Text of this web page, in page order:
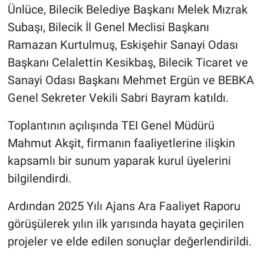
Ünlüce, Bilecik Belediye Başkanı Melek Mızrak
Subaşı, Bilecik İl Genel Meclisi Başkanı
Ramazan Kurtulmuş, Eskişehir Sanayi Odası
Başkanı Celalettin Kesikbaş, Bilecik Ticaret ve
Sanayi Odası Başkanı Mehmet Ergün ve BEBKA
Genel Sekreter Vekili Sabri Bayram katıldı.
Toplantının açılışında TEI Genel Müdürü
Mahmut Akşit, firmanın faaliyetlerine ilişkin
kapsamlı bir sunum yaparak kurul üyelerini
bilgilendirdi.
Ardından 2025 Yılı Ajans Ara Faaliyet Raporu
görüşülerek yılın ilk yarısında hayata geçirilen
projeler ve elde edilen sonuçlar değerlendirildi.